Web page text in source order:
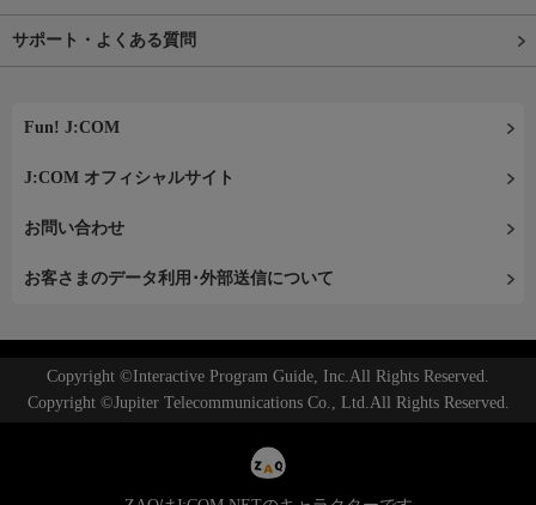
サポート・よくある質問
Fun! J:COM
J:COM オフィシャルサイト
お問い合わせ
お客さまのデータ利用･外部送信について
Copyright ©Interactive Program Guide, Inc.All Rights Reserved.
Copyright ©Jupiter Telecommunications Co., Ltd.All Rights Reserved.